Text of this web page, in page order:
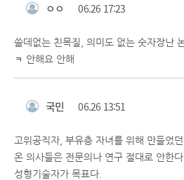
ㅇㅇ 06.26 17:23
쓸데없는 친목질, 의미도 없는 숫자장난
ㅋ 안해요 안해
국민 06.26 13:51
고위공직자, 부유층 자녀를 위해 만들었
온 의사들은 전문의나 연구 절대로 안한
성형기술자가 목표다.